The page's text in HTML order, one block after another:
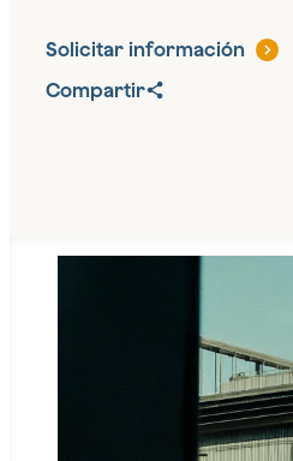
Solicitar información
Compartir